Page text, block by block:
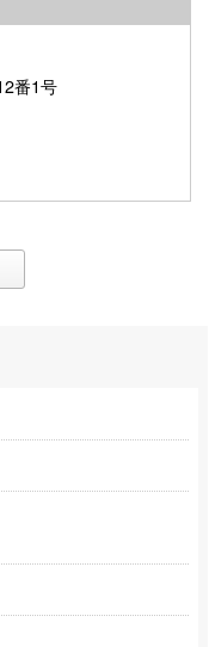
番1号